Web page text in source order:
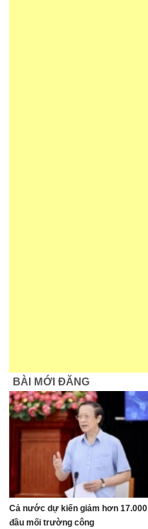
BÀI MỚI ĐĂNG
Cả nước dự kiến giảm hơn 17.000
đầu mối trường công